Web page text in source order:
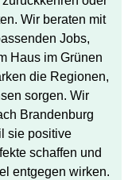
Wir beraten mit
Jobs,
Haus im Grünen
die Regionen,
sorgen. Wir
Brandenburg
sie positive
schaffen und
entgegen wirken.